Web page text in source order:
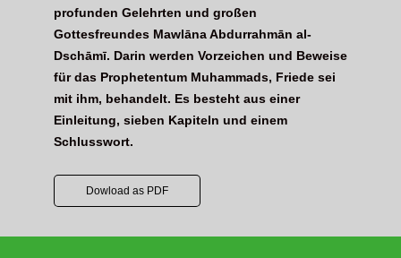
profunden Gelehrten und großen
Gottesfreundes Mawlāna Abdurrahmān al-
Dschāmī. Darin werden Vorzeichen und Beweise
für das Prophetentum Muhammads, Friede sei
mit ihm, behandelt. Es besteht aus einer
Einleitung, sieben Kapiteln und einem
Schlusswort.
Dowload as PDF